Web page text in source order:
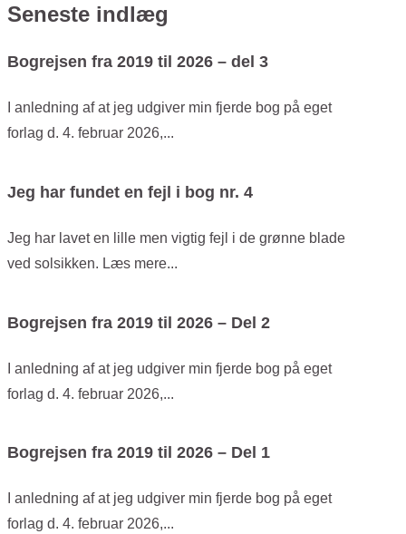
Seneste indlæg
Bogrejsen fra 2019 til 2026 – del 3
I anledning af at jeg udgiver min fjerde bog på eget
forlag d. 4. februar 2026,...
Jeg har fundet en fejl i bog nr. 4
Jeg har lavet en lille men vigtig fejl i de grønne blade
ved solsikken. Læs mere...
Bogrejsen fra 2019 til 2026 – Del 2
I anledning af at jeg udgiver min fjerde bog på eget
forlag d. 4. februar 2026,...
Bogrejsen fra 2019 til 2026 – Del 1
I anledning af at jeg udgiver min fjerde bog på eget
forlag d. 4. februar 2026,...